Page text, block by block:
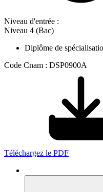
Niveau d'entrée :
Niveau 4 (Bac)
Diplôme de
Code Cnam : DSP0900A
Téléchargez le PDF